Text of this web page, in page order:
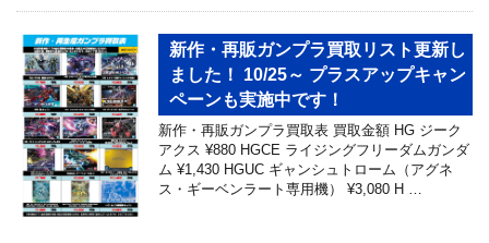
新作・再販ガンプラ買取リスト更新し
ました！ 10/25～ プラスアップキャン
ペーンも実施中です！
新作・再販ガンプラ買取表 買取金額 HG ジーク
アクス ¥880 HGCE ライジングフリーダムガンダ
ム ¥1,430 HGUC ギャンシュトローム（アグネ
ス・ギーベンラート専用機） ¥3,080 H …